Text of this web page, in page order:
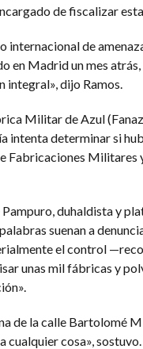
de fiscalizar
internacional de
en Madrid un mes
integral», dijo Ramos.
Militar de Azul
intenta determinar si
Fabricaciones Militares
duhaldista y
suenan a
el control
unas mil fábricas y
de la calle Bartolomé
cualquier cosa», sostuvo.